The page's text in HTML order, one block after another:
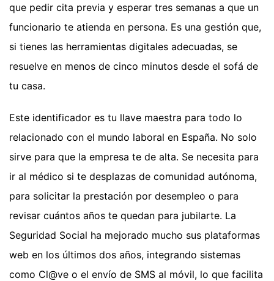
que pedir cita previa y esperar tres semanas a que un
funcionario te atienda en persona. Es una gestión que,
si tienes las herramientas digitales adecuadas, se
resuelve en menos de cinco minutos desde el sofá de
tu casa.
Este identificador es tu llave maestra para todo lo
relacionado con el mundo laboral en España. No solo
sirve para que la empresa te de alta. Se necesita para
ir al médico si te desplazas de comunidad autónoma,
para solicitar la prestación por desempleo o para
revisar cuántos años te quedan para jubilarte. La
Seguridad Social ha mejorado mucho sus plataformas
web en los últimos dos años, integrando sistemas
como Cl@ve o el envío de SMS al móvil, lo que facilita